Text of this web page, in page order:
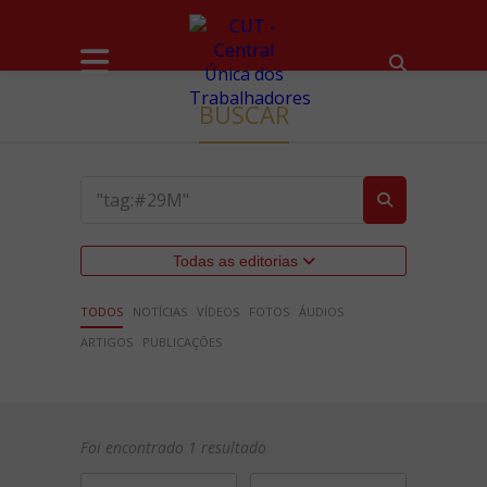
BUSCAR
Todas as editorias
TODOS NOTÍCIAS VÍDEOS FOTOS ÁUDIOS
ARTIGOS
PUBLICAÇÕES
Foi encontrado 1 resultado